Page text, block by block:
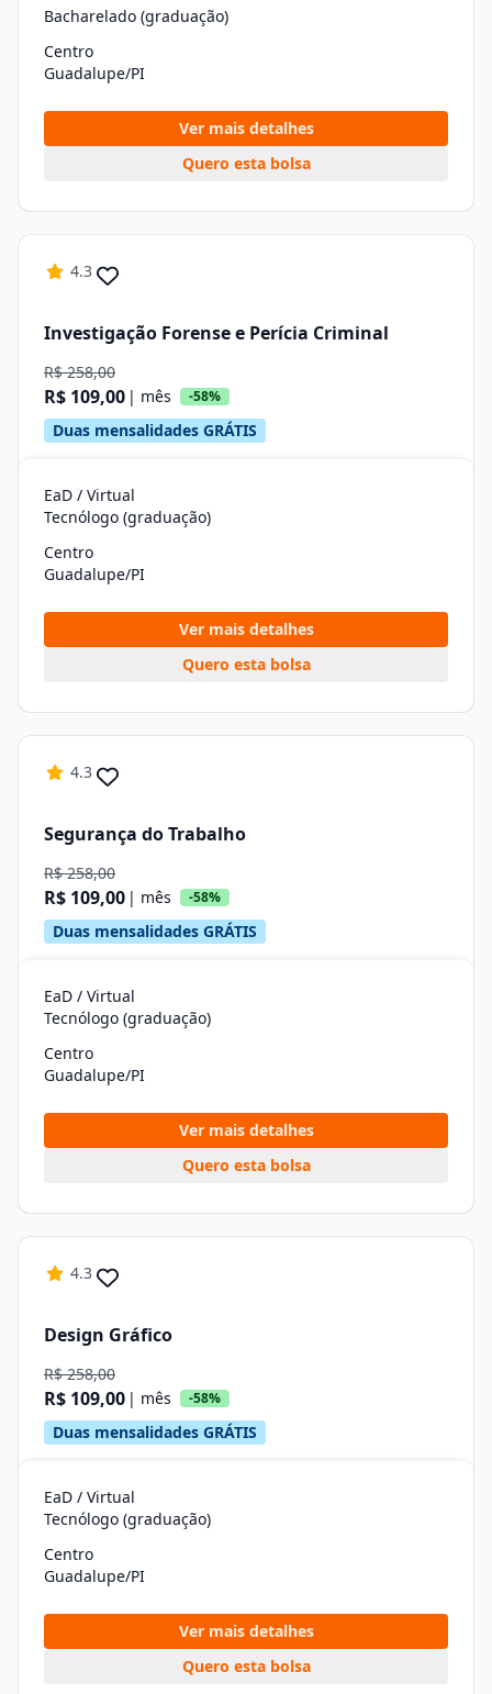
Bacharelado (graduação)
Centro
Guadalupe/PI
Ver mais detalhes
Quero esta bolsa
4.3
Investigação Forense e Perícia Criminal
R$ 258,00
R$ 109,00 | mês -58%
Duas mensalidades GRÁTIS
EaD / Virtual
Tecnólogo (graduação)
Centro
Guadalupe/PI
Ver mais detalhes
Quero esta bolsa
4.3
Segurança do Trabalho
R$ 258,00
R$ 109,00 | mês -58%
Duas mensalidades GRÁTIS
EaD / Virtual
Tecnólogo (graduação)
Centro
Guadalupe/PI
Ver mais detalhes
Quero esta bolsa
4.3
Design Gráfico
R$ 258,00
R$ 109,00 | mês -58%
Duas mensalidades GRÁTIS
EaD / Virtual
Tecnólogo (graduação)
Centro
Guadalupe/PI
Ver mais detalhes
Quero esta bolsa